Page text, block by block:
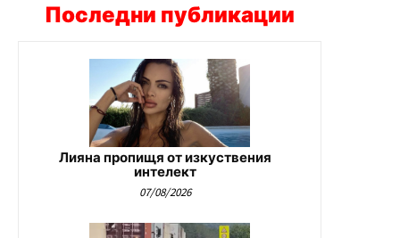
Последни публикации
Лияна пропищя от изкуствения
интелект
07/08/2026